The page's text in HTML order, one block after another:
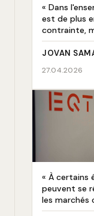
« Dans
est de plus
contrainte,
JOVAN
27.04.2026
« À certains
peuvent se
les marchés